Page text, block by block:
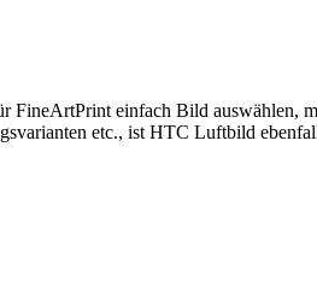
einfach Bild auswählen,
etc., ist HTC Luftbild